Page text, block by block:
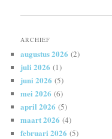
ARCHIEF
augustus 2026 (2)
juli 2026 (1)
juni 2026 (5)
mei 2026 (6)
april 2026 (5)
maart 2026 (4)
februari 2026 (5)